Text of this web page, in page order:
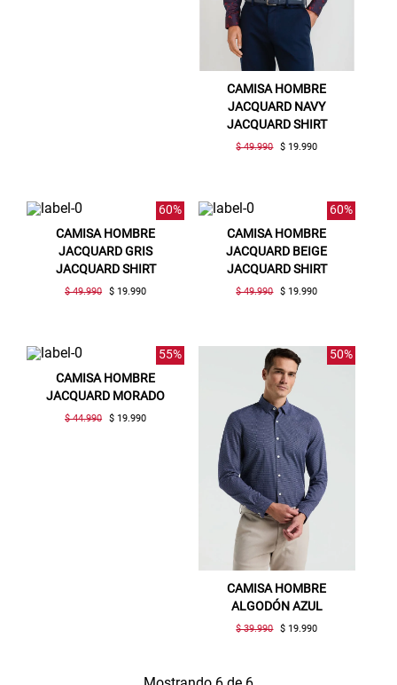
CAMISA HOMBRE
JACQUARD NAVY
JACQUARD SHIRT
$ 49.990 $ 19.990
60%
CAMISA HOMBRE
JACQUARD GRIS
JACQUARD SHIRT
$ 49.990 $ 19.990
60%
CAMISA HOMBRE
JACQUARD BEIGE
JACQUARD SHIRT
$ 49.990 $ 19.990
55%
CAMISA HOMBRE
JACQUARD MORADO
$ 44.990 $ 19.990
50%
CAMISA HOMBRE
ALGODÓN AZUL
$ 39.990 $ 19.990
Gracias por inscribirte!
Aquí esta tu cupón, usalo en tu siguiente
compra. Valido por 72 hrs.